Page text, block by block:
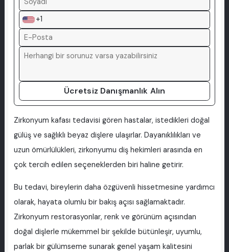
+1
Ücretsiz Danışmanlık Alın
Zirkonyum kafası tedavisi gören hastalar, istedikleri doğal
gülüş ve sağlıklı beyaz dişlere ulaşırlar. Dayanıklılıkları ve
uzun ömürlülükleri, zirkonyumu diş hekimleri arasında en
çok tercih edilen seçeneklerden biri haline getirir.
Bu tedavi, bireylerin daha özgüvenli hissetmesine yardımcı
olarak, hayata olumlu bir bakış açısı sağlamaktadır.
Zirkonyum restorasyonlar, renk ve görünüm açısından
doğal dişlerle mükemmel bir şekilde bütünleşir, uyumlu,
parlak bir gülümseme sunarak genel yaşam kalitesini